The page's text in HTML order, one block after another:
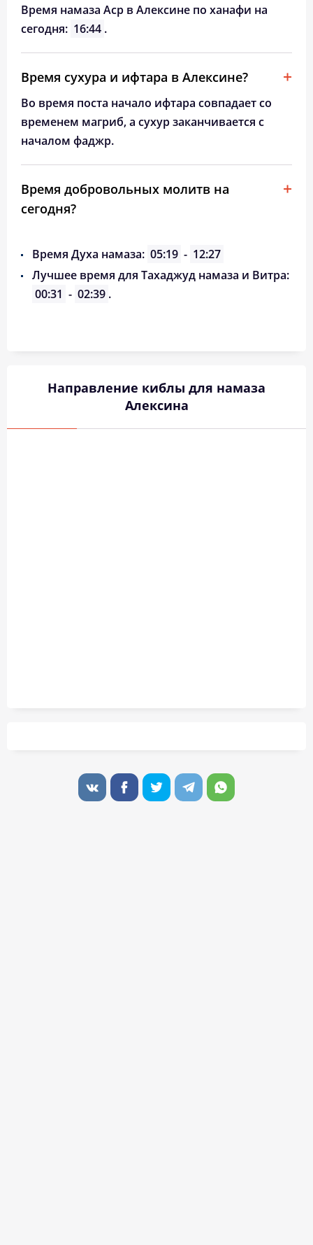
Время намаза Аср в Алексине по ханафи на
сегодня: 16:44 .
Время сухура и ифтара в Алексине?
Во время поста начало ифтара совпадает со
временем магриб, а сухур заканчивается с
началом фаджр.
Время добровольных молитв на
сегодня?
Время Духа намаза: 05:19 - 12:27
Лучшее время для Тахаджуд намаза и Витра:
00:31 - 02:39 .
Направление киблы для намаза
Алексина